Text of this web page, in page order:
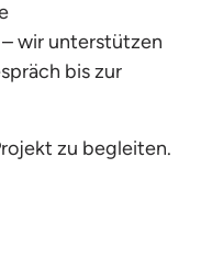
wir unterstützen
bis zur
zu begleiten.